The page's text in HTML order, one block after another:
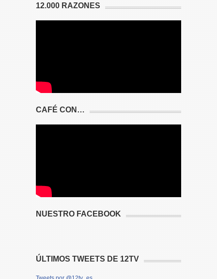
12.000 RAZONES
CAFÉ CON…
NUESTRO FACEBOOK
ÚLTIMOS TWEETS DE 12TV